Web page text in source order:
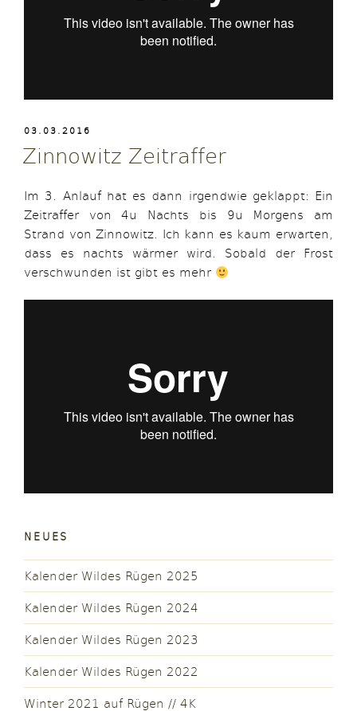
VERÖFFENTLICHT
03.03.2016
Zinnowitz Zeitraffer
Im 3. Anlauf hat es dann irgendwie geklappt: Ein
Zeitraffer von 4u Nachts bis 9u Morgens am
Strand von Zinnowitz. Ich kann es kaum erwarten,
dass es nachts wärmer wird. Sobald der Frost
verschwunden ist gibt es mehr
NEUES
Kalender Wildes Rügen 2025
Kalender Wildes Rügen 2024
Kalender Wildes Rügen 2023
Kalender Wildes Rügen 2022
Winter 2021 auf Rügen // 4K